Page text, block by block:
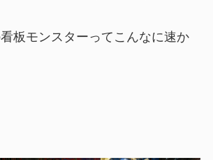
板モンスターってこんなに速か